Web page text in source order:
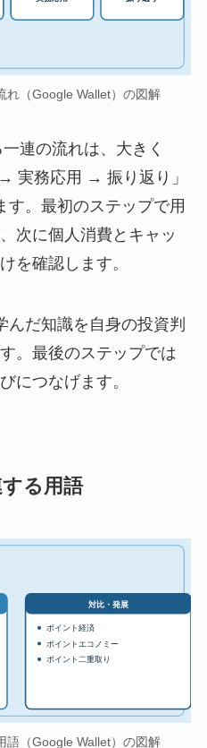
れ（Google Wallet）の図解
連の流れは、大きく
実務応用 → 振り返り」
す。最初のステップで用
次に個人消費とキャッ
を確認します。
んだ知識を自身の投資判
。最後のステップでは
につなげます。
る用語
対比・発展
ポイント経済
ポイントエコノミー
ポイント二重取り
語（Google Wallet）の図解